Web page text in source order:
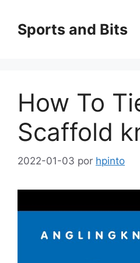
contenido
Sports and Bits
How To
Scaffold
2022-01-03 por hpinto